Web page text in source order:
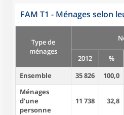
FAM T1 - Ménages selon
Type de
ménages
2012 %
Ensemble
35 826 100,0
Ménages
d'une
personne
11 738 32,8